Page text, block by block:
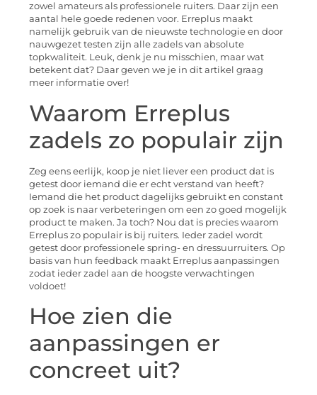
zowel amateurs als professionele ruiters. Daar zijn een
aantal hele goede redenen voor. Erreplus maakt
namelijk gebruik van de nieuwste technologie en door
nauwgezet testen zijn alle zadels van absolute
topkwaliteit. Leuk, denk je nu misschien, maar wat
betekent dat? Daar geven we je in dit artikel graag
meer informatie over!
Waarom Erreplus
zadels zo populair zijn
Zeg eens eerlijk, koop je niet liever een product dat is
getest door iemand die er echt verstand van heeft?
Iemand die het product dagelijks gebruikt en constant
op zoek is naar verbeteringen om een zo goed mogelijk
product te maken. Ja toch? Nou dat is precies waarom
Erreplus zo populair is bij ruiters. Ieder zadel wordt
getest door professionele spring- en dressuurruiters. Op
basis van hun feedback maakt Erreplus aanpassingen
zodat ieder zadel aan de hoogste verwachtingen
voldoet!
Hoe zien die
aanpassingen er
concreet uit?